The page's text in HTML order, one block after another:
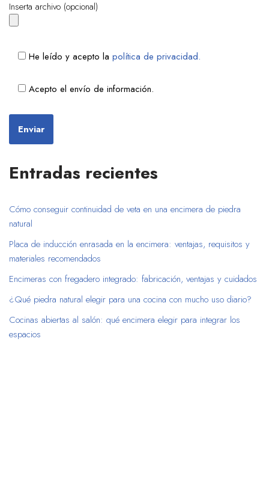
Inserta archivo (opcional)
He leído y acepto la política de privacidad.
Acepto el envío de información.
Entradas recientes
Cómo conseguir continuidad de veta en una encimera de piedra
natural
Placa de inducción enrasada en la encimera: ventajas, requisitos y
materiales recomendados
Encimeras con fregadero integrado: fabricación, ventajas y cuidados
¿Qué piedra natural elegir para una cocina con mucho uso diario?
Cocinas abiertas al salón: qué encimera elegir para integrar los
espacios